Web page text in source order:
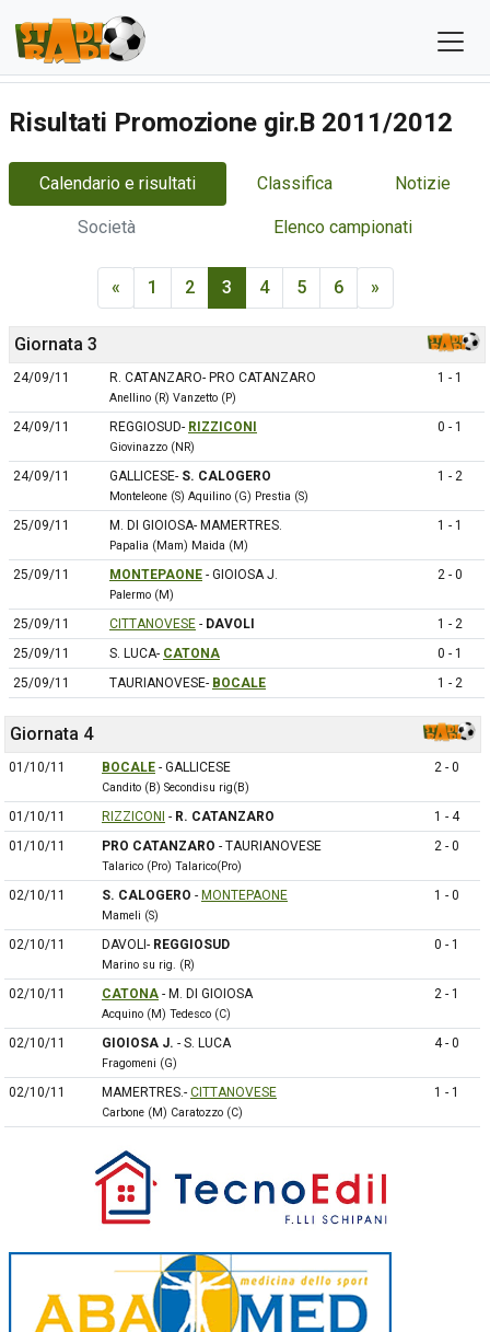
Risultati Promozione gir.B 2011/2012
Calendario e risultati Classifica Notizie
Società Elenco campionati
« 1 2 3 4 5 6 »
Giornata 3
24/09/11 R. CATANZARO- PRO CATANZARO
Anellino (R) Vanzetto (P)
1 - 1
24/09/11 REGGIOSUD- RIZZICONI
Giovinazzo (NR)
0 - 1
24/09/11 GALLICESE- S. CALOGERO
Monteleone (S) Aquilino (G) Prestia (S)
1 - 2
25/09/11 M. DI GIOIOSA- MAMERTRES.
Papalia (Mam) Maida (M)
1 - 1
25/09/11 MONTEPAONE - GIOIOSA J.
Palermo (M)
2 - 0
25/09/11 CITTANOVESE - DAVOLI
1 - 2
25/09/11
S. LUCA- CATONA
0 - 1
25/09/11
TAURIANOVESE- BOCALE 1 - 2
Giornata 4
01/10/11 BOCALE - GALLICESE
Candito (B) Secondisu rig(B)
2 - 0
01/10/11 RIZZICONI - R. CATANZARO
1 - 4
01/10/11
PRO CATANZARO - TAURIANOVESE
Talarico (Pro) Talarico(Pro)
2 - 0
02/10/11 S. CALOGERO - MONTEPAONE
Mameli (S)
1 - 0
02/10/11 DAVOLI- REGGIOSUD
Marino su rig. (R)
0 - 1
02/10/11 CATONA - M. DI GIOIOSA
Acquino (M) Tedesco (C)
2 - 1
02/10/11 GIOIOSA J. - S. LUCA
Fragomeni (G)
4 - 0
02/10/11 MAMERTRES.- CITTANOVESE
Carbone (M) Caratozzo (C)
1 - 1